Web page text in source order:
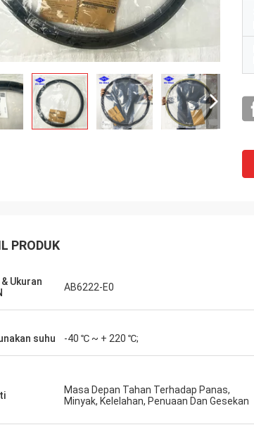
PRODUK
Ukuran
AB6222-E0
suhu -40 ℃ ~ + 220 ℃;
Masa Depan Tahan Terhadap Panas,
Minyak, Kelelahan, Penuaan Dan Gesekan